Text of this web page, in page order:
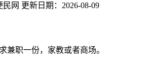
网 更新日期：2026-08-09
兼职一份，家教或者商场。